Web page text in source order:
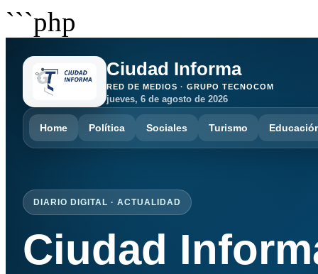
```php
Ciudad Informa
RED DE MEDIOS · GRUPO TECNOCOM
jueves, 6 de agosto de 2026
Home Política Sociales Turismo
DIARIO DIGITAL · ACTUALIDAD
Ciudad